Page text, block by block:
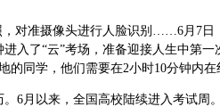
准摄像头进行人脸识别……6月7日
入了“云”考场，准备迎接人生中第
的同学，他们需要在2小时10分钟内在
6月以来，全国高校陆续进入考试周